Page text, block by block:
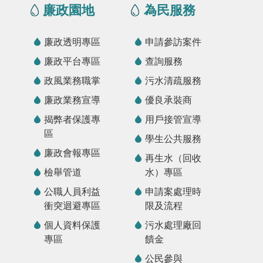
廉政園地
廉政透明專區
廉政平台專區
政風業務職掌
廉政業務宣導
揭弊者保護專
區
廉政會報專區
檢舉管道
公職人員利益
衝突迴避專區
個人資料保護
專區
為民服務
申請參訪案件
查詢服務
污水清疏服務
優良承裝商
用戶接管宣導
學生公共服務
再生水（回收
水）專區
申請案處理時
限及流程
污水處理廠回
饋金
公民參與